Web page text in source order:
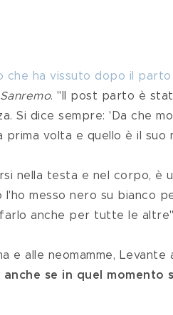
che ha vissuto dopo il parto
. "Il post parto è
Si dice sempre: 'Da che
volta e quello è il suo
messo nero su bianco
anche per tutte le
se in quel momento